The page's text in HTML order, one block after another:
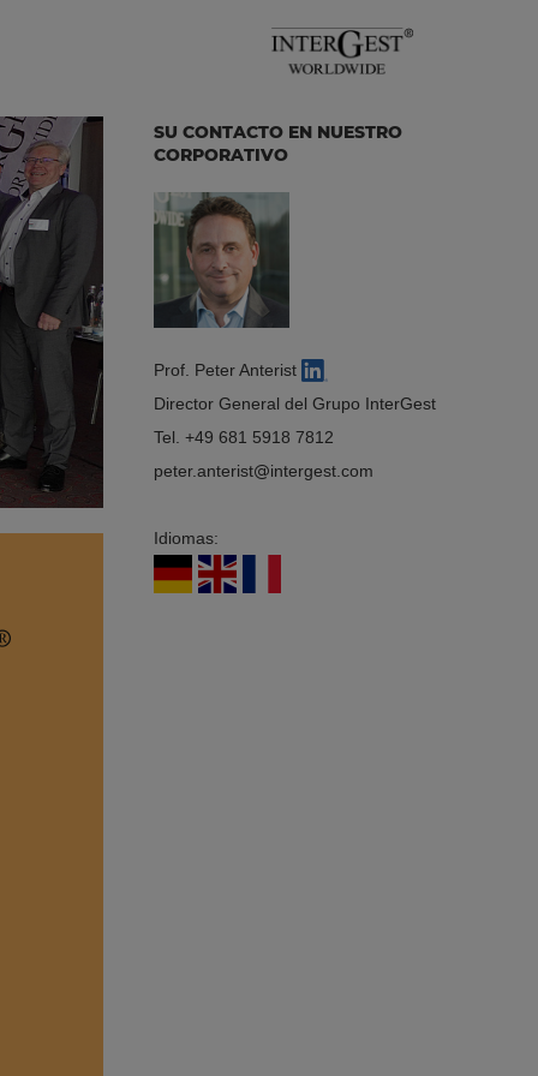
SU CONTACTO EN NUESTRO
CORPORATIVO
Prof. Peter Anterist
Director General del Grupo InterGest
Tel. +49 681 5918 7812
peter.anterist
intergest.com
Idiomas: